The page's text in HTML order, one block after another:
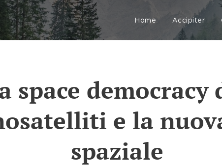
Home Accipiter
space democracy
e la
spaziale